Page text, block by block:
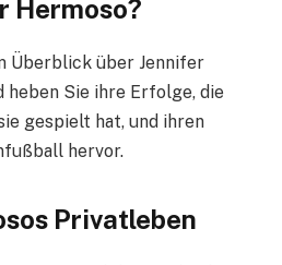
Hermoso?
Überblick über Jennifer
heben Sie ihre Erfolge, die
gespielt hat, und ihren
hervor.
Privatleben